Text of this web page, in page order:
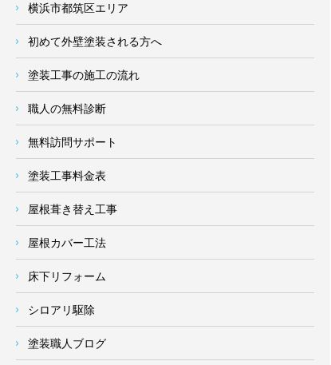
横浜市都筑区エリア
初めて外壁塗装される方へ
塗装工事の施工の流れ
職人の無料診断
無料訪問サポート
塗装工事料金表
屋根葺き替え工事
屋根カバー工法
床下リフォーム
シロアリ駆除
塗装職人ブログ